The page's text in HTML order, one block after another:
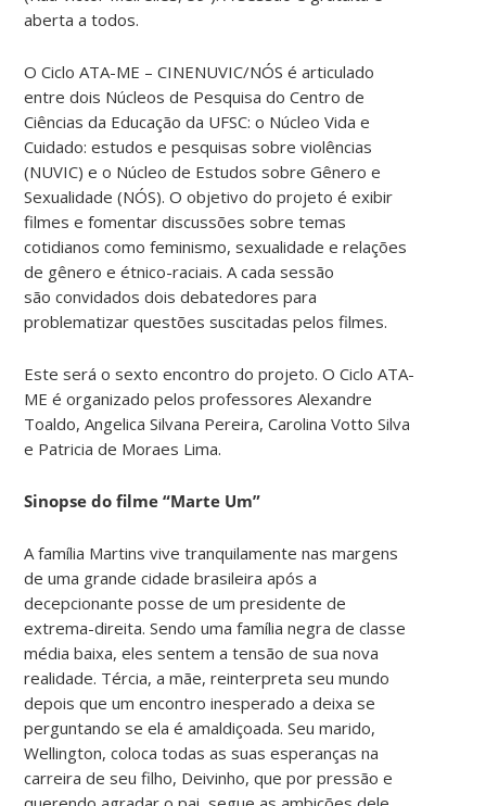
aberta a todos.
O Ciclo ATA-ME – CINENUVIC/NÓS é articulado
entre dois Núcleos de Pesquisa do Centro de
Ciências da Educação da UFSC: o Núcleo Vida e
Cuidado: estudos e pesquisas sobre violências
(NUVIC) e o Núcleo de Estudos sobre Gênero e
Sexualidade (NÓS). O objetivo do projeto é exibir
filmes e fomentar discussões sobre temas
cotidianos como feminismo, sexualidade e relações
de gênero e étnico-raciais. A cada sessão
são convidados dois debatedores para
problematizar questões suscitadas pelos filmes.
Este será o sexto encontro do projeto. O Ciclo ATA-
ME é organizado pelos professores Alexandre
Toaldo, Angelica Silvana Pereira, Carolina Votto Silva
e Patricia de Moraes Lima.
Sinopse do filme “Marte Um”
A família Martins vive tranquilamente nas margens
de uma grande cidade brasileira após a
decepcionante posse de um presidente de
extrema-direita. Sendo uma família negra de classe
média baixa, eles sentem a tensão de sua nova
realidade. Tércia, a mãe, reinterpreta seu mundo
depois que um encontro inesperado a deixa se
perguntando se ela é amaldiçoada. Seu marido,
Wellington, coloca todas as suas esperanças na
carreira de seu filho, Deivinho, que por pressão e